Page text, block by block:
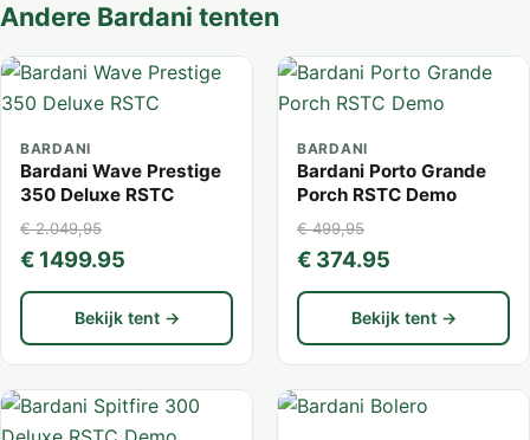
Andere Bardani tenten
BARDANI
Bardani Wave Prestige
350 Deluxe RSTC
€ 2.049,95
€ 1499.95
Bekijk tent →
BARDANI
Bardani Porto Grande
Porch RSTC Demo
€ 499,95
€ 374.95
Bekijk tent →